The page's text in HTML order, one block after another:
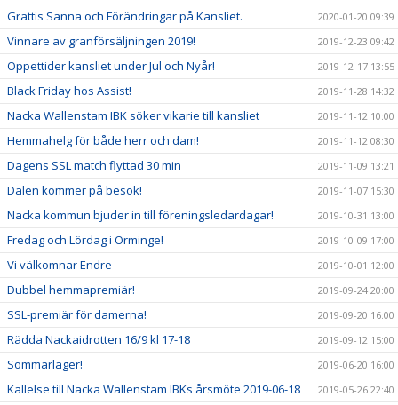
Grattis Sanna och Förändringar på Kansliet. 2020-01-20 09:39
Vinnare av granförsäljningen 2019! 2019-12-23 09:42
Öppettider kansliet under Jul och Nyår! 2019-12-17 13:55
Black Friday hos Assist! 2019-11-28 14:32
Nacka Wallenstam IBK söker vikarie till kansliet 2019-11-12 10:00
Hemmahelg för både herr och dam! 2019-11-12 08:30
Dagens SSL match flyttad 30 min 2019-11-09 13:21
Dalen kommer på besök! 2019-11-07 15:30
Nacka kommun bjuder in till föreningsledardagar! 2019-10-31 13:00
Fredag och Lördag i Orminge! 2019-10-09 17:00
Vi välkomnar Endre 2019-10-01 12:00
Dubbel hemmapremiär! 2019-09-24 20:00
SSL-premiär för damerna! 2019-09-20 16:00
Rädda Nackaidrotten 16/9 kl 17-18 2019-09-12 15:00
Sommarläger! 2019-06-20 16:00
Kallelse till Nacka Wallenstam IBKs årsmöte 2019-06-18 2019-05-26 22:40